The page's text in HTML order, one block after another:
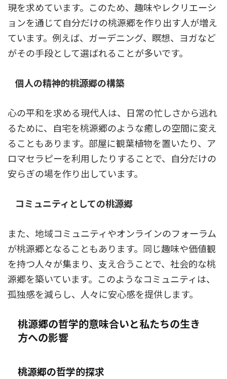
現を求めています。このため、趣味やレクリエーシ
ョンを通じて自分だけの桃源郷を作り出す人が増え
ています。例えば、ガーデニング、瞑想、ヨガなど
がその手段として選ばれることが多いです。
個人の精神的桃源郷の構築
心の平和を求める現代人は、日常の忙しさから逃れ
るために、自宅を桃源郷のような癒しの空間に変え
ることもあります。部屋に観葉植物を置いたり、ア
ロマセラピーを利用したりすることで、自分だけの
安らぎの場を作り出しています。
コミュニティとしての桃源郷
また、地域コミュニティやオンラインのフォーラム
が桃源郷となることもあります。同じ趣味や価値観
を持つ人々が集まり、支え合うことで、社会的な桃
源郷を築いています。このようなコミュニティは、
孤独感を減らし、人々に安心感を提供します。
桃源郷の哲学的意味合いと私たちの生き
方への影響
桃源郷の哲学的探求